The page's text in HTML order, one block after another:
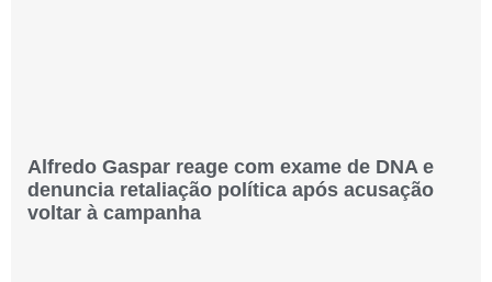
Alfredo Gaspar reage com exame de DNA e
denuncia retaliação política após acusação
voltar à campanha